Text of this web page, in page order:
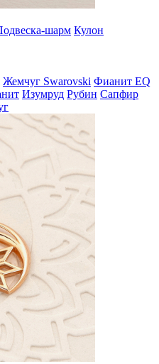
шарм Кулон
Жемчуг Swarovski Фианит EQ
Изумруд Рубин Сапфир